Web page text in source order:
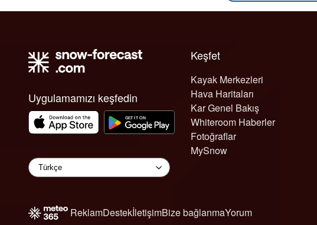
Uygulamamızı keşfedin
Keşfet
Kayak Merkezleri
Hava Haritaları
Kar Genel Bakış
Whiteroom Haberler
Fotoğraflar
MySnow
ReklamDestekİletişimBize bağlanmaYorum